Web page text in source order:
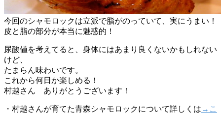
今回のシャモロックは立派で脂がのっていて、実にうまい！
皮と脂の部分が本当に魅惑的！
尿酸値を考えてると、身体にはあまり良くないかもしれない
けど、
たまらん味わいです。
これから何日か楽しめる！
村越さん ありがとうございます！
・村越さんが育てた青森シャモロックについて詳しくは →こ